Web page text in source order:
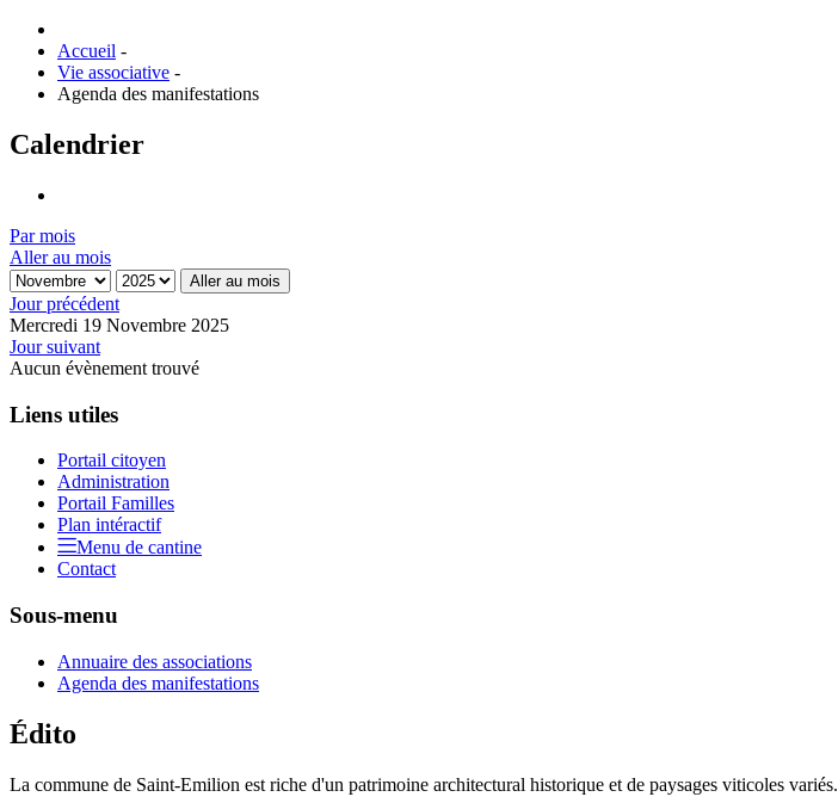
Accueil -
Vie associative -
Agenda des manifestations
Calendrier
Par mois
Aller au mois
Aller au mois
Jour précédent
Mercredi 19 Novembre 2025
Jour suivant
Aucun évènement trouvé
Liens utiles
Portail citoyen
Administration
Portail Familles
Plan intéractif
Menu de cantine
Contact
Sous-menu
Annuaire des associations
Agenda des manifestations
Édito
La commune de Saint-Emilion est riche d'un patrimoine architectural historique et de paysages viticoles variés.